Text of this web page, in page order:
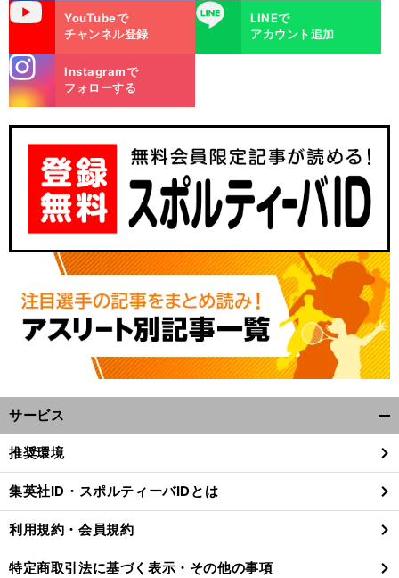
YouTubeで
チャンネル登録
LINE
LINEで
アカウント追加
m
Instagramで
フォローする
サービス
閉
る
推奨環境
集英社ID・スポルティーバIDとは
利用規約・会員規約
特定商取引法に基づく表示・その他の事項